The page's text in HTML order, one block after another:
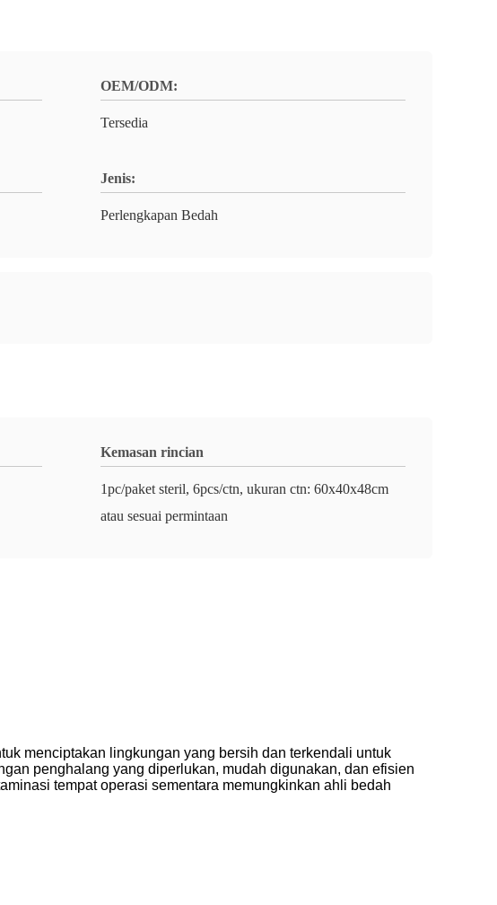
OEM/ODM:
Tersedia
Jenis:
Perlengkapan Bedah
Kemasan rincian
1pc/paket steril, 6pcs/ctn, ukuran ctn: 60x40x48cm
atau sesuai permintaan
menciptakan lingkungan yang bersih dan terkendali untuk
penghalang yang diperlukan, mudah digunakan, dan efisien
tempat operasi sementara memungkinkan ahli bedah